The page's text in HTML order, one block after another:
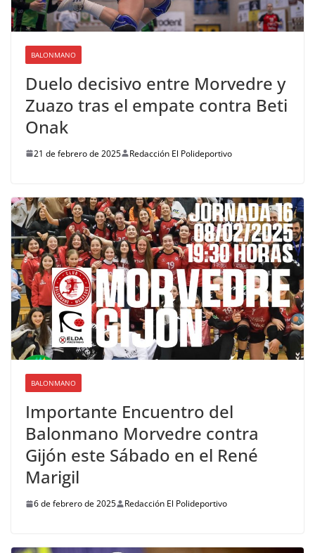
BALONMANO
Duelo decisivo entre Morvedre y
Zuazo tras el empate contra Beti
Onak
21 de febrero de 2025 Redacción El Polideportivo
BALONMANO
Importante Encuentro del
Balonmano Morvedre contra
Gijón este Sábado en el René
Marigil
6 de febrero de 2025 Redacción El Polideportivo